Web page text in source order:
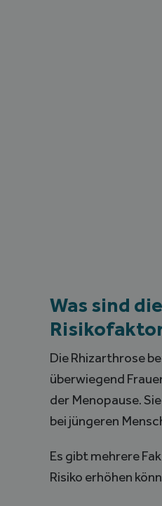
Was sind die
Die Rhizarthrose
überwiegend
der Menopause.
bei jüngeren
Es gibt mehrere
Risiko erhöhen